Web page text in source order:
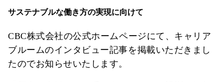
サステナブルな働き方の実現に向けて
CBC株式会社の公式ホームページにて、キャリア
ブルームのインタビュー記事を掲載いただきまし
たのでお知らせいたします。